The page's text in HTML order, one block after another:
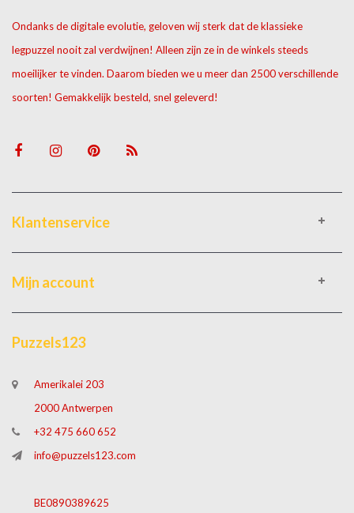
Ondanks de digitale evolutie, geloven wij sterk dat de klassieke
legpuzzel nooit zal verdwijnen! Alleen zijn ze in de winkels steeds
moeilijker te vinden. Daarom bieden we u meer dan 2500 verschillende
soorten! Gemakkelijk besteld, snel geleverd!
Klantenservice
Mijn account
Puzzels123
Amerikalei 203
2000 Antwerpen
+32 475 660 652
info@puzzels123.com
BE0890389625